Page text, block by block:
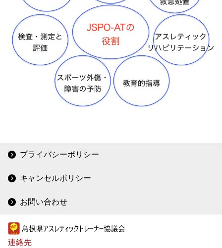
プライバシーポリシー
キャンセルポリシー
お問い合わせ
連絡先